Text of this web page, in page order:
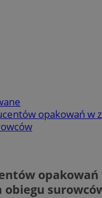
opakowań w
opakowań